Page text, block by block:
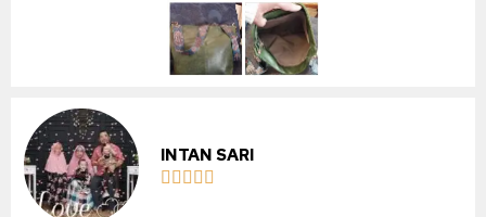
INTAN SARI
    